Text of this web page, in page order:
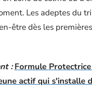
Les adeptes du
être dès les
: Formule
actif qui s'installe